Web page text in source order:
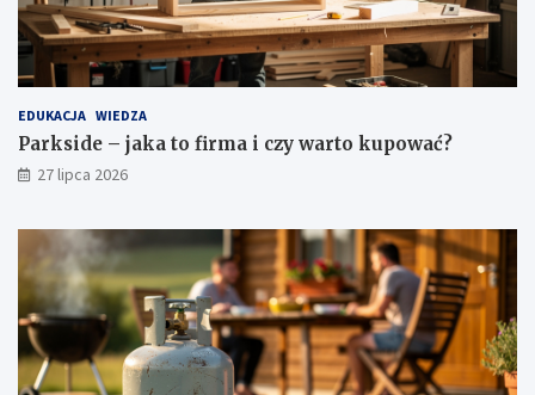
EDUKACJA WIEDZA
Parkside – jaka to firma i czy warto kupować?
27 lipca 2026